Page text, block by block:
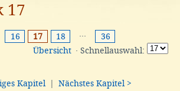
17
16 17 18 ···
36
Übersicht · Schnellauswahl:
Kapitel Nächstes Kapitel >